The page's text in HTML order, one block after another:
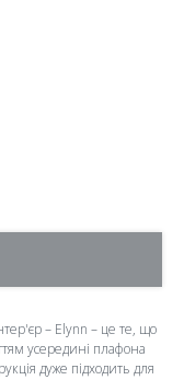
– Elynn – це те, що
усередині плафона
дуже підходить для